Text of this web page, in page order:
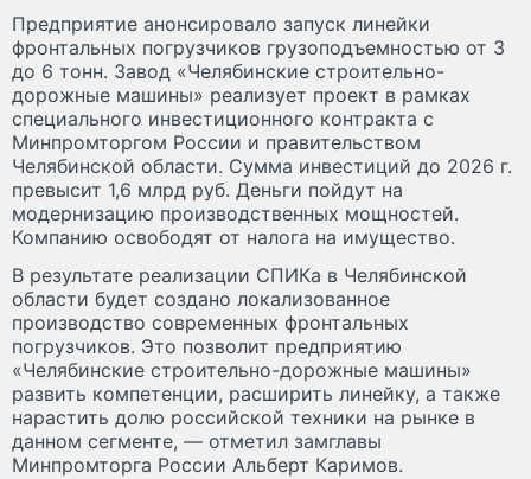
Предприятие анонсировало запуск линейки
фронтальных погрузчиков грузоподъемностью от 3
до 6 тонн. Завод «Челябинские строительно-
дорожные машины» реализует проект в рамках
специального инвестиционного контракта с
Минпромторгом России и правительством
Челябинской области. Сумма инвестиций до 2026 г.
превысит 1,6 млрд руб. Деньги пойдут на
модернизацию производственных мощностей.
Компанию освободят от налога на имущество.
В результате реализации СПИКа в Челябинской
области будет создано локализованное
производство современных фронтальных
погрузчиков. Это позволит предприятию
«Челябинские строительно-дорожные машины»
развить компетенции, расширить линейку, а также
нарастить долю российской техники на рынке в
данном сегменте, — отметил замглавы
Минпромторга России Альберт Каримов.